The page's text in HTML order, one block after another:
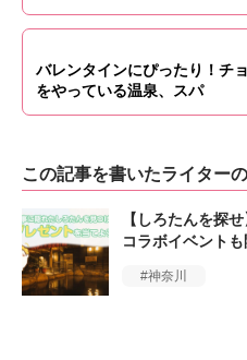
バレンタインにぴったり！チ
をやっている温泉、スパ
この記事を書いたライター
【しろたんを探
コラボイベントも
神奈川